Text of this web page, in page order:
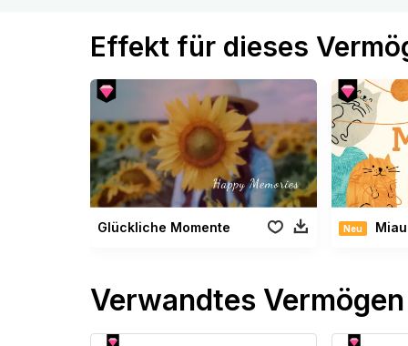
Effekt für dieses
Glückliche Momente Neu
Verwandtes Vermögen